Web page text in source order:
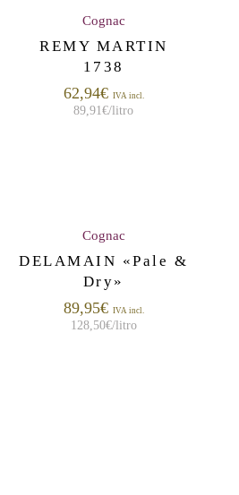
Cognac
REMY MARTIN
1738
62,94€ IVA incl.
89,91€/litro
Cognac
DELAMAIN «Pale &
Dry»
89,95€ IVA incl.
128,50€/litro